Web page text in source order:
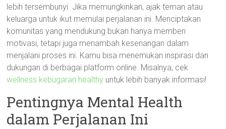
lebih tersembunyi. Jika memungkinkan, ajak teman atau
keluarga untuk ikut memulai perjalanan ini. Menciptakan
komunitas yang mendukung bukan hanya memberi
motivasi, tetapi juga menambah kesenangan dalam
menjalani proses ini. Kamu bisa menemukan inspirasi dan
dukungan di berbagai platform online. Misalnya, cek
wellness kebugaran healthy untuk lebih banyak informasi!
Pentingnya Mental Health
dalam Perjalanan Ini